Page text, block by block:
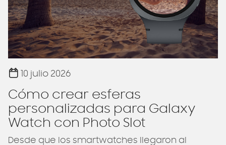
10 julio 2026
Cómo crear esferas
personalizadas para Galaxy
Watch con Photo Slot
Desde que los smartwatches llegaron al